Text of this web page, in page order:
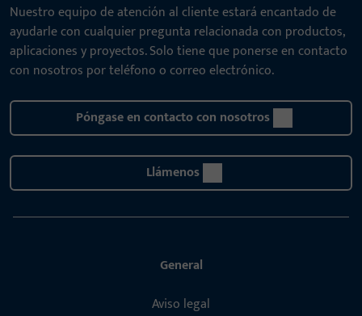
Nuestro equipo de atención al cliente estará encantado de
ayudarle con cualquier pregunta relacionada con productos,
aplicaciones y proyectos. Solo tiene que ponerse en contacto
con nosotros por teléfono o correo electrónico.
Póngase en contacto con nosotros
Llámenos
General
Aviso legal